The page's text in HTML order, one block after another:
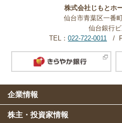
株式会社じもとホ
仙台市青葉区一番
仙台銀行
TEL：022-722-0011
企業情報
株主・投資家情報